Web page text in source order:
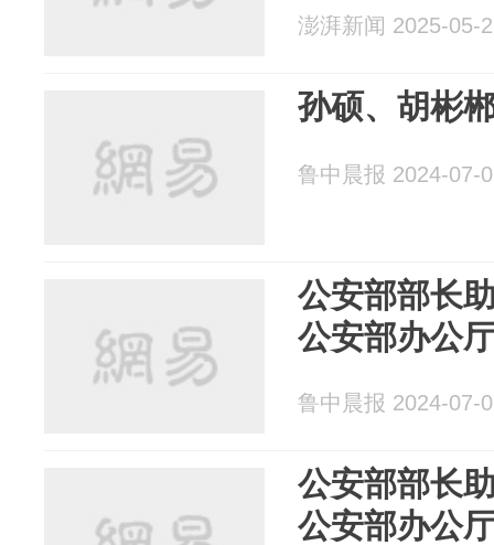
澎湃新闻 2025-05-
孙硕、胡彬
鲁中晨报 2024-07-
公安部部长
公安部办公
鲁中晨报 2024-07-
公安部部长
公安部办公